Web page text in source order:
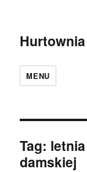
MENU
Tag:
damskiej